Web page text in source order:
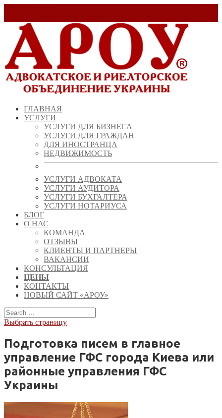
ГЛАВНАЯ
УСЛУГИ
УСЛУГИ ДЛЯ БИЗНЕСА
УСЛУГИ ДЛЯ ГРАЖДАН
ДЛЯ ИНОСТРАНЦА
НЕДВИЖИМОСТЬ
УСЛУГИ АДВОКАТА
УСЛУГИ АУДИТОРА
УСЛУГИ БУХГАЛТЕРА
УСЛУГИ НОТАРИУСА
БЛОГ
О НАС
КОМАНДА
ОТЗЫВЫ
КЛИЕНТЫ И ПАРТНЕРЫ
ВАКАНСИИ
КОНСУЛЬТАЦИЯ
ЦЕНЫ
КОНТАКТЫ
НОВЫЙ САЙТ «АРОУ»
Выбрать страницу
Подготовка писем в главное
управление ГФС города Киева или
районные управления ГФС
Украины